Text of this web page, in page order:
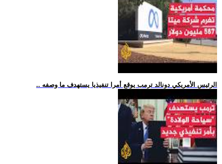
.. الرئيس الأمريكي دونالد ترمب يوقع أمرا تنفيذيا يستهدف ما وصفه